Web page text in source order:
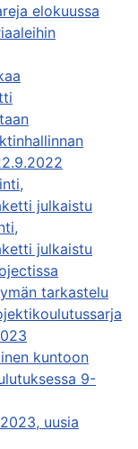
elokuussa
julkaistu
julkaistu
tarkastelu
kuntoon
9-
uusia